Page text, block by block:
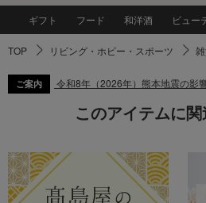
ギフト フード 和洋酒 ビュー
TOP リビング・ホビー・スポーツ
ご案内 令和8年（2026年）熊本地震の影
このアイテムに